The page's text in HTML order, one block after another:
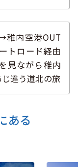
稚内空港OUT
トロード経由
見ながら稚内
違う道北の旅
ある